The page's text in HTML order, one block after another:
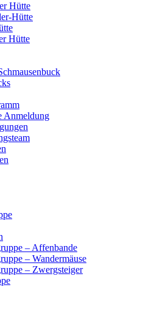
Hütte
Hütte
Hütte
Anmeldung
– Affenbande
– Wandermäuse
– Zwergsteiger